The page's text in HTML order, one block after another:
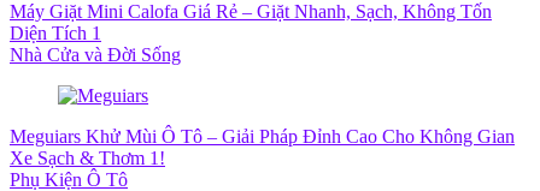
Máy Giặt Mini Calofa Giá Rẻ – Giặt Nhanh, Sạch, Không Tốn
Diện Tích 1
Nhà Cửa và Đời Sống
Meguiars Khử Mùi Ô Tô – Giải Pháp Đỉnh Cao Cho Không Gian
Xe Sạch & Thơm 1!
Phụ Kiện Ô Tô